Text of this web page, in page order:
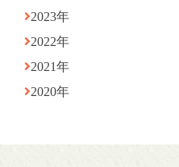
2023年
2022年
2021年
2020年